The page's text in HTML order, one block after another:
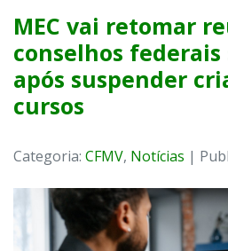
MEC vai retomar
conselhos federais
após suspender
cursos
Categoria: CFMV, Notícias |